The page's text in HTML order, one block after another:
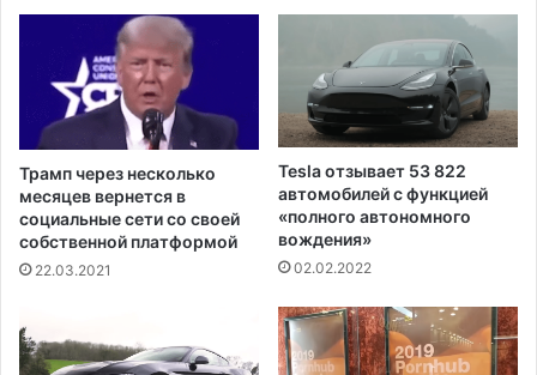
ь
-
Й
к
а
о
А
ф
р
и
п
о
Трамп через несколько
месяцев вернется в
социальные сети со своей
собственной платформой
22.03.2021
Tesla отзывает 53 822
автомобилей с функцией
«полного автономного
вождения»
02.02.2022